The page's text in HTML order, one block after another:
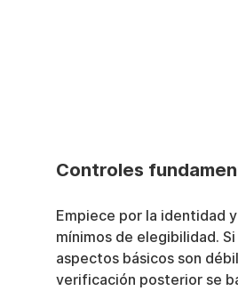
Controles
Empiece por la identidad
mínimos de elegibilidad.
aspectos básicos son
verificación posterior se